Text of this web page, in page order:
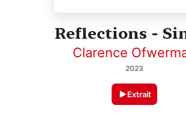
Reflections -
Clarence
2023
Extrait